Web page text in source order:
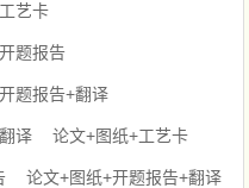
艺卡
题报告
题报告+翻译
译 论文+图纸+工艺卡
论文+图纸+开题报告+翻译